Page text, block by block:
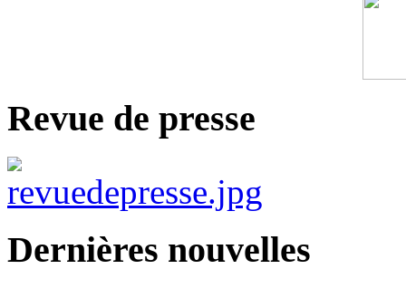
Revue de presse
Dernières nouvelles